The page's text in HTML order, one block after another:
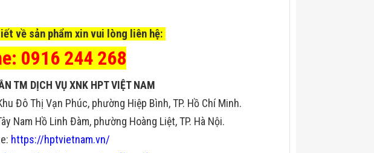
về sản phẩm xin vui lòng liên hệ:
0916 244 268
TM DỊCH VỤ XNK HPT VIỆT NAM
Đô Thị Vạn Phúc, phường Hiệp Bình, TP. Hồ Chí Minh.
Nam Hồ Linh Đàm, phường Hoàng Liệt, TP. Hà Nội.
https://hptvietnam.vn/